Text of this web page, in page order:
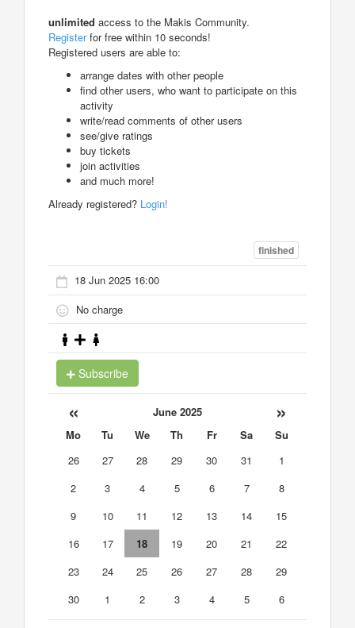
unlimited access to the Makis Community.
Registerfor free within 10 seconds!
Registered users are able to:
arrange dates with other people
find other users, who want to participate on this
activity
write/read comments of other users
see/give ratings
buy tickets
join activities
and much more!
Already registered? Login!
finished
18 Jun 2025 16:00
No charge
Subscribe
« June 2025 »
Mo Tu We Th Fr Sa
Su
26
27 28 29 30 31
1
2
3 4 5 6 7
8
9
10 11 12 13 14
15
16
17 18 19 20 21
22
23
24 25 26 27 28
29
30
1 2 3 4 5 6